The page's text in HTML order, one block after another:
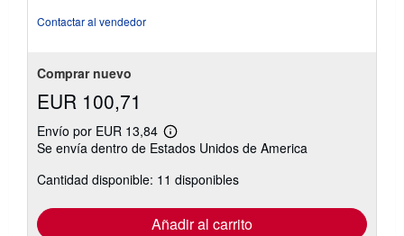
Contactar al vendedor
Comprar nuevo
EUR 100,71
Envío por EUR 13,84
Más
información
las
tarifas
envío
Se envía dentro de Estados Unidos de America
Cantidad disponible: 11 disponibles
Añadir al carrito